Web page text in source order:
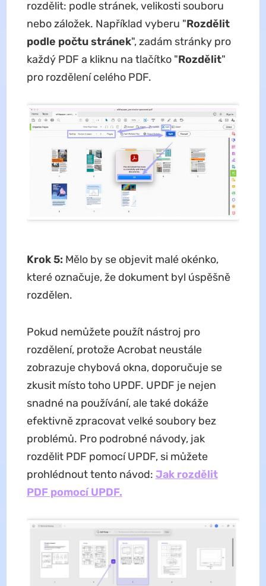
rozdělit: podle stránek, velikosti souboru
nebo záložek. Například vyberu "Rozdělit
podle počtu stránek", zadám stránky pro
každý PDF a kliknu na tlačítko "Rozdělit"
pro rozdělení celého PDF.
Krok 5: Mělo by se objevit malé okénko,
které označuje, že dokument byl úspěšně
rozdělen.
Pokud nemůžete použít nástroj pro
rozdělení, protože Acrobat neustále
zobrazuje chybová okna, doporučuje se
zkusit místo toho UPDF. UPDF je nejen
snadné na používání, ale také dokáže
efektivně zpracovat velké soubory bez
problémů. Pro podrobné návody, jak
rozdělit PDF pomocí UPDF, si můžete
prohlédnout tento návod: Jak rozdělit
PDF pomocí UPDF.